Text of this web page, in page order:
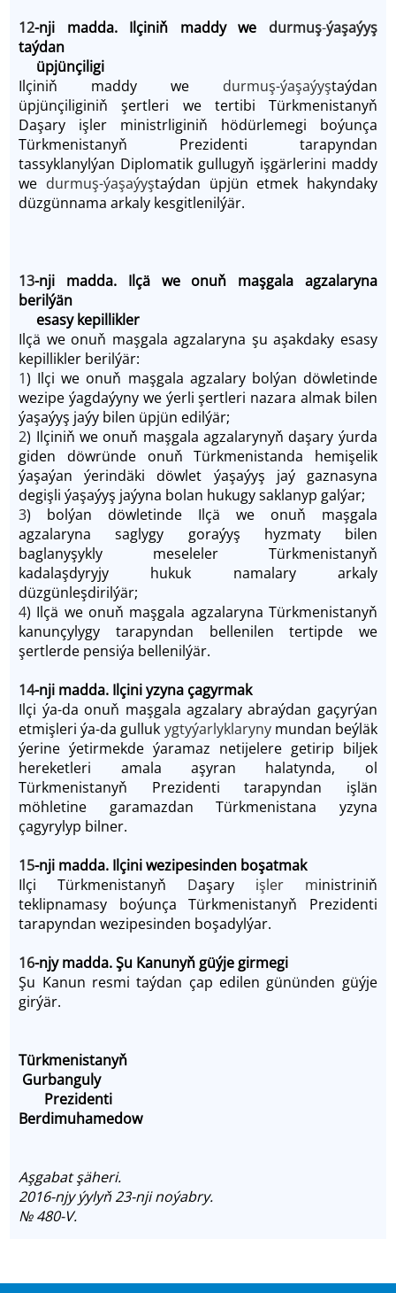
12-nji madda. Ilçiniň maddy we durmuş-ýaşaýyş
taýdan
üpjünçiligi
Ilçiniň maddy we durmuş-ýaşaýyştaýdan
üpjünçiliginiň şertleri we tertibi Türkmenistanyň
Daşary işler ministrliginiň hödürlemegi boýunça
Türkmenistanyň Prezidenti tarapyndan
tassyklanylýan Diplomatik gullugyň işgärlerini maddy
we durmuş-ýaşaýyştaýdan üpjün etmek hakyndaky
düzgünnama arkaly kesgitlenilýär.
13-nji madda. Ilçä we onuň maşgala agzalaryna
berilýän
esasy kepillikler
Ilçä we onuň maşgala agzalaryna şu aşakdaky esasy
kepillikler berilýär:
1) Ilçi we onuň maşgala agzalary bolýan döwletinde
wezipe ýagdaýyny we ýerli şertleri nazara almak bilen
ýaşaýyş jaýy bilen üpjün edilýär;
2) Ilçiniň we onuň maşgala agzalarynyň daşary ýurda
giden döwründe onuň Türkmenistanda hemişelik
ýaşaýan ýerindäki döwlet ýaşaýyş jaý gaznasyna
degişli ýaşaýyş jaýyna bolan hukugy saklanyp galýar;
3) bolýan döwletinde Ilçä we onuň maşgala
agzalaryna saglygy goraýyş hyzmaty bilen
baglanyşykly meseleler Türkmenistanyň
kadalaşdyryjy hukuk namalary arkaly
düzgünleşdirilýär;
4) Ilçä we onuň maşgala agzalaryna Türkmenistanyň
kanunçylygy tarapyndan bellenilen tertipde we
şertlerde pensiýa bellenilýär.
14-nji madda. Ilçini yzyna çagyrmak
Ilçi ýa-da onuň maşgala agzalary abraýdan gaçyrýan
etmişleri ýa-da gulluk ygtyýarlyklaryny mundan beýläk
ýerine ýetirmekde ýaramaz netijelere getirip biljek
hereketleri amala aşyran halatynda, ol
Türkmenistanyň Prezidenti tarapyndan işlän
möhletine garamazdan Türkmenistana yzyna
çagyrylyp bilner.
15-nji madda. Ilçini wezipesinden boşatmak
Ilçi Türkmenistanyň Daşary işler ministriniň
teklipnamasy boýunça Türkmenistanyň Prezidenti
tarapyndan wezipesinden boşadylýar.
16-njy madda. Şu Kanunyň güýje girmegi
Şu Kanun resmi taýdan çap edilen gününden güýje
girýär.
Türkmenistanyň
Gurbanguly
Prezidenti
Berdimuhamedow
Aşgabat şäheri.
2016-njy ýylyň 23-nji noýabry.
№ 480-V.